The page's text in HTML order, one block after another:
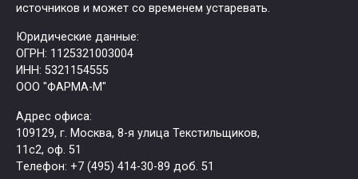
источников и может со временем устаревать.
Юридические данные:
ОГРН: 1125321003004
ИНН: 5321154555
ООО "ФАРМА-М"
Адрес офиса:
109129, г. Москва, ​8-я улица Текстильщиков,
11с2, оф. 51
Tелефон: +7 (495) 414-30-89 доб. 51